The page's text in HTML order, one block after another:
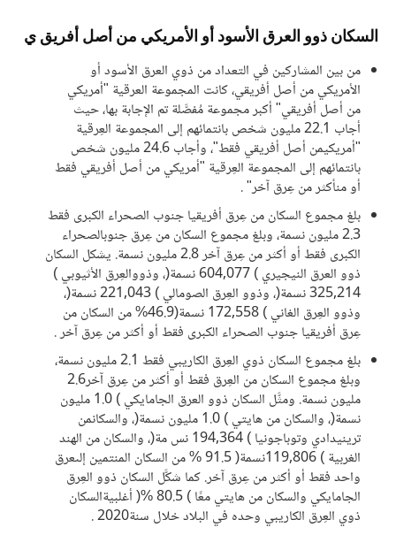
السكان ذوو العرق الأسود أو الأمريكي من أصل أفريق ي
من بين المشاركين في التعداد من ذوي العرق الأسود أو
الأمريكي من أصل أفريقي، كانت المجموعة العرقية "أمريكي
من أصل أفريقي" أكبر مجموعة مُفصَّلة تم الإجابة بها، حيث
أجاب 22.1 مليون شخص بانتمائهم إلى المجموعة العِرقية
"أمريكيمن أصل أفريقي فقط"، وأجاب 24.6 مليون شخص
بانتمائهم إلى المجموعة العِرقية "أمريكي من أصل أفريقي فقط
أو منأكثر من عِرق آخر" .
بلغ مجموع السكان من عِرق أفريقيا جنوب الصحراء الكبرى فقط
2.3 مليون نسمة، وبلغ مجموع السكان من عِرق جنوبالصحراء
الكبرى فقط أو أكثر من عِرق آخر 2.8 مليون نسمة. يشكل السكان
ذوو العرق النيجيري ) 604,077 نسمة(، وذووالعِرق الأثيوبي )
325,214 نسمة(، وذوو العِرق الصومالي ) 221,043 نسمة(،
وذوو العِرق الغاني ) 172,558 نسمة(46.9% من السكان من
عِرق أفريقيا جنوب الصحراء الكبرى فقط أو أكثر من عِرق آخر .
بلغ مجموع السكان ذوي العِرق الكاريبي فقط 2.1 مليون نسمة،
وبلغ مجموع السكان من العِرق فقط أو أكثر من عِرق آخر2.6
مليون نسمة. ومثَّل السكان ذوو العرق الجامايكي ) 1.0 مليون
نسمة(، والسكان من هايتي ) 1.0 مليون نسمة(، والسكانمن
ترينيدادي وتوباجونيا ) 194,364 نس مة(، والسكان من الهند
الغربية ) 119,806نسمة( 91.5 % من السكان المنتمين إلىعرق
واحد فقط أو أكثر من عِرق آخر. كما شكَّل السكان ذوو العِرق
الجامايكي والسكان من هايتي معًا ) 80.5 %( أغلبيةالسكان
ذوي العِرق الكاريبي وحده في البلاد خلال سنة2020 .